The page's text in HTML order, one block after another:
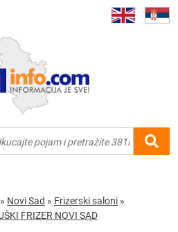
» Novi Sad » Frizerski saloni »
FRIZER NOVI SAD